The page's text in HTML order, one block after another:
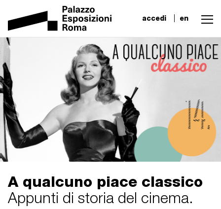
accedi en
A qualcuno piace classico
Appunti di storia del cinema.